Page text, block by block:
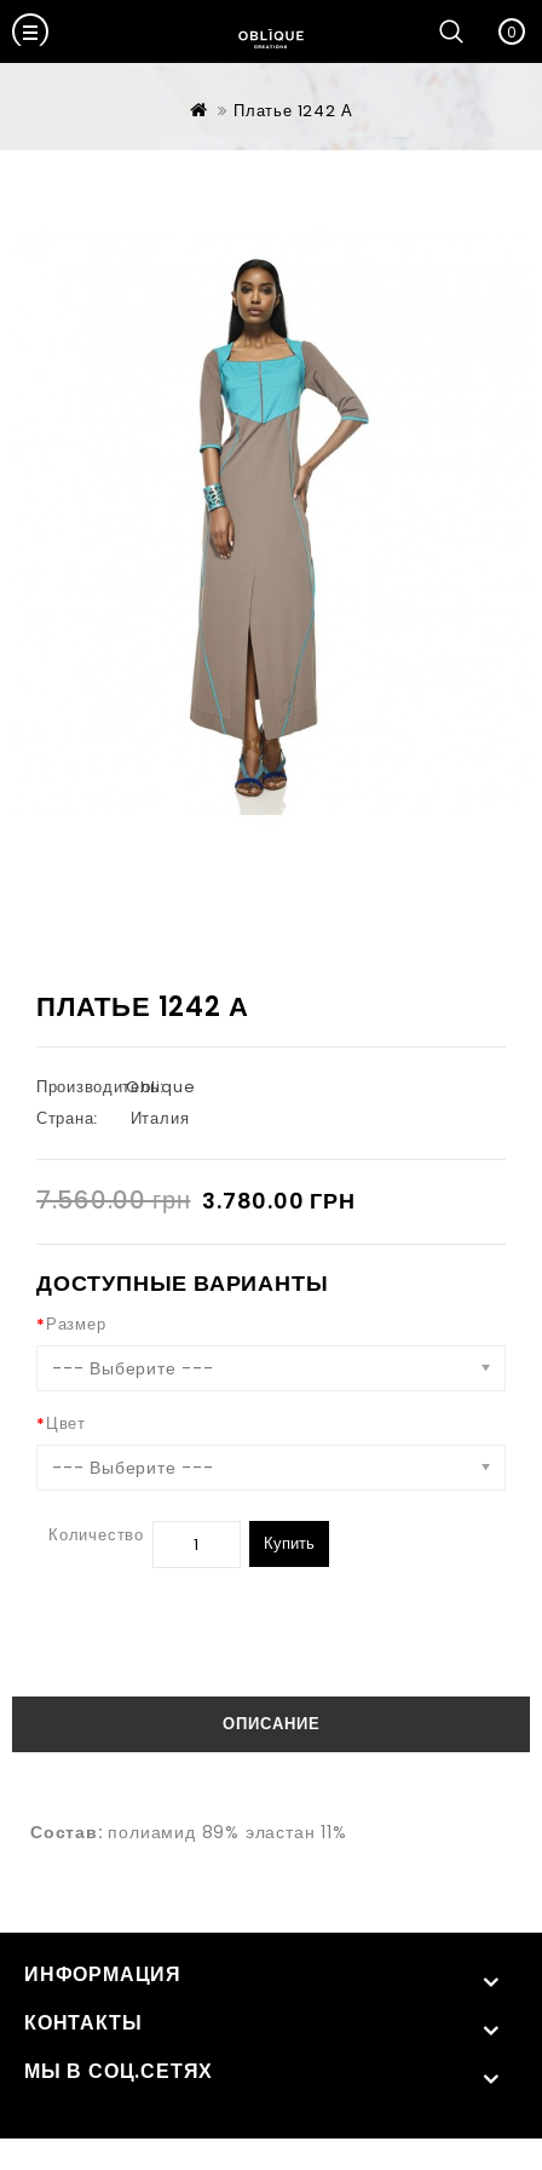
0
Платье 1242 А
ПЛАТЬЕ 1242 А
Производитель:
Oblique
Страна:
Италия
7.560.00 грн 3.780.00 ГРН
ДОСТУПНЫЕ ВАРИАНТЫ
Размер
--- Выберите ---
Цвет
--- Выберите ---
Количество Купить
ОПИСАНИЕ
Состав: полиамид 89% эластан 11%
ИНФОРМАЦИЯ
КОНТАКТЫ
МЫ В СОЦ.СЕТЯХ